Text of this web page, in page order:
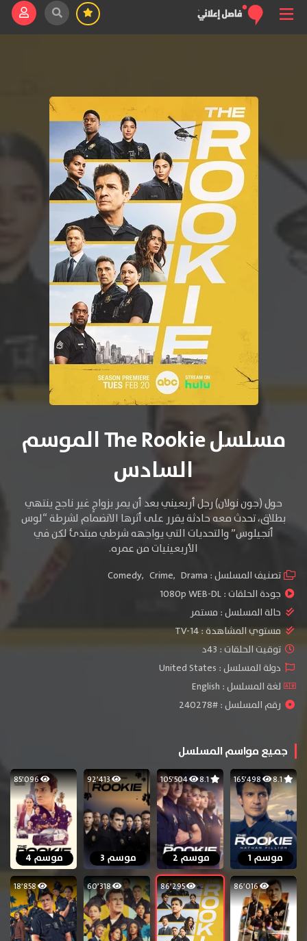
مسلسل The Rookie الموسم
السادس
حول (جون نولان) رجل أربعيني بعد أن يمر بزواجٍ غير ناجح ينتهي
بطلاق، تحدث معه حادثة يقرر على أثرها الانضمام لشرطة “لوس
أنجيلوس” والتحديات التي يواجهه شرطي مبتدئ لكن في
الأربعينيات من عمره.
تصنيف المسلسل : Comedy, Crime, Drama
جودة الحلقات :1080p WEB-DL
حالة المسلسل : مستمر
مستوي المشاهدة :TV-14
توقيت الحلقات : 43د
دولة المسلسل : United States
لغة المسلسل : English
رقم المسلسل : #240278
جميع مواسم المسلسل
8.1
موسم 1
8.1 105٬504
موسم 2
92٬413
موسم 3
85٬096
موسم 4
86٬016 86٬295 60٬318 18٬858